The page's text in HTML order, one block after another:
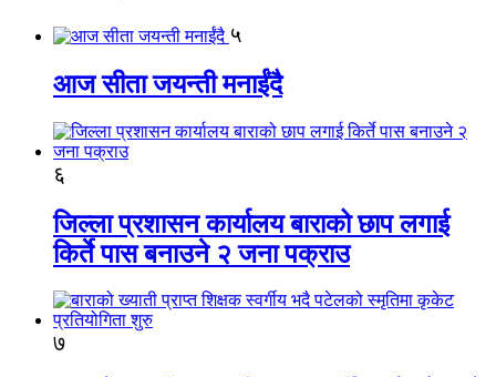
५
आज सीता जयन्ती मनाईंदै
६
जिल्ला प्रशासन कार्यालय बाराको छाप लगाई
किर्ते पास बनाउने २ जना पक्राउ
७